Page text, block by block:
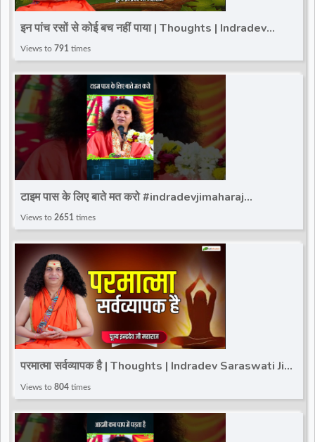
इन पांच रसों से कोई बच नहीं पाया | Thoughts | Indradev
Saraswati Ji Maharaj | Total Bhakti
Views to 791 times
टाइम पास के लिए बाते मत करो #indradevjimaharaj
#totalbhakti #trandingviralshort #indradev_maharaj
Views to 2651 times
परमात्मा सर्वव्यापक है | Thoughts | Indradev Saraswati Ji
Maharaj | Total Bhakti
Views to 804 times